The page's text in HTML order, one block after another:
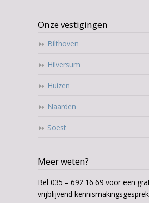
Onze vestigingen
Bilthoven
Hilversum
Huizen
Naarden
Soest
Meer weten?
Bel 035 – 692 16 69 voor een
vrijblijvend